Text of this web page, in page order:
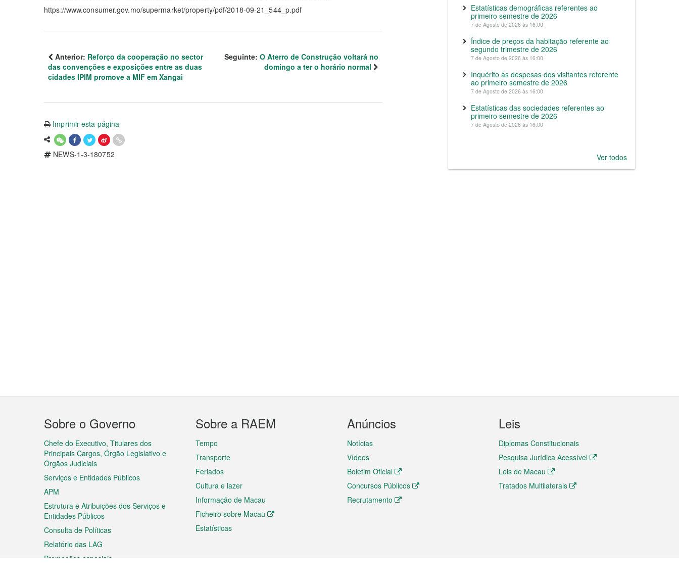
https://www.consumer.gov.mo/supermarket/property/pdf/2018-09-21_544_p.pdf
Anterior: Reforço da cooperação no sector
das convenções e exposições entre as duas
cidades IPIM promove a MIF em Xangai
Seguinte: O Aterro de Construção voltará no
domingo a ter o horário normal
Imprimir esta página
NEWS-1-3-180752
Estatísticas demográficas referentes ao
primeiro semestre de 2026
7 de Agosto de 2026 às 16:00
Índice de preços da habitação referente ao
segundo trimestre de 2026
7 de Agosto de 2026 às 16:00
Inquérito às despesas dos visitantes referente
ao primeiro semestre de 2026
7 de Agosto de 2026 às 16:00
Estatísticas das sociedades referentes ao
primeiro semestre de 2026
7 de Agosto de 2026 às 16:00
Ver todos
Menu
do
rodapé
Sobre o Governo
Chefe do Executivo, Titulares dos
Principais Cargos, Órgão Legislativo e
Órgãos Judiciais
Serviços e Entidades Públicos
APM
Estrutura e Atribuições dos Serviços e
Entidades Públicos
Consulta de Políticas
Relatório das LAG
Promoções especiais
Sobre a RAEM
Tempo
Transporte
Feriados
Cultura e lazer
Informação de Macau
Ficheiro sobre Macau
Estatísticas
Anúncios
Notícias
Vídeos
Boletim Oficial
Concursos Públicos
Recrutamento
Leis
Diplomas Constitucionais
Pesquisa Jurídica Acessível
Leis de Macau
Tratados Multilaterais